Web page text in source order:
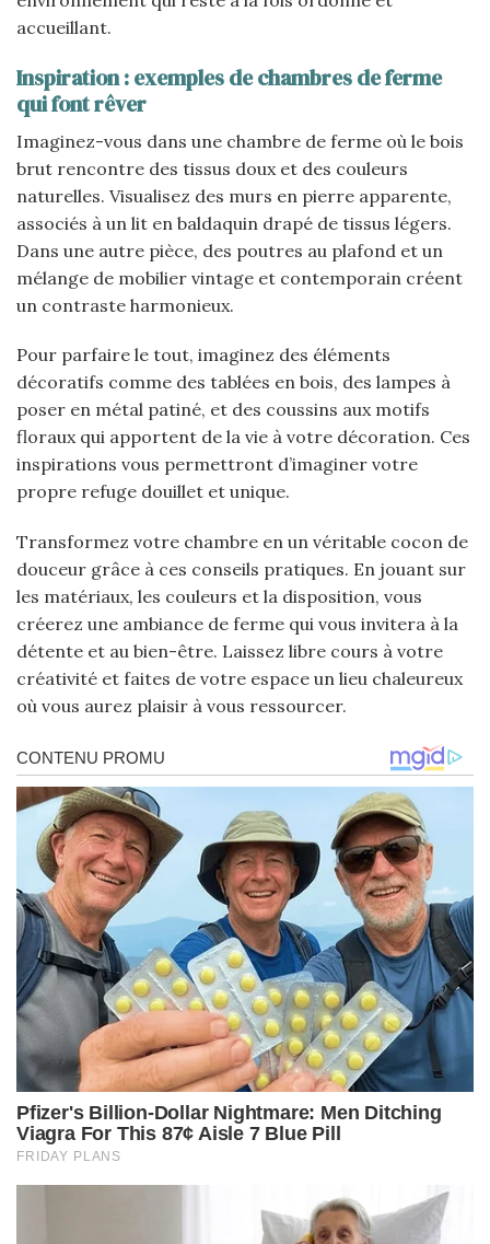
accueillant.
Inspiration : exemples de chambres de ferme
qui font rêver
Imaginez-vous dans une chambre de ferme où le bois
brut rencontre des tissus doux et des couleurs
naturelles. Visualisez des murs en pierre apparente,
associés à un lit en baldaquin drapé de tissus légers.
Dans une autre pièce, des poutres au plafond et un
mélange de mobilier vintage et contemporain créent
un contraste harmonieux.
Pour parfaire le tout, imaginez des éléments
décoratifs comme des tablées en bois, des lampes à
poser en métal patiné, et des coussins aux motifs
floraux qui apportent de la vie à votre décoration. Ces
inspirations vous permettront d’imaginer votre
propre refuge douillet et unique.
Transformez votre chambre en un véritable cocon de
douceur grâce à ces conseils pratiques. En jouant sur
les matériaux, les couleurs et la disposition, vous
créerez une ambiance de ferme qui vous invitera à la
détente et au bien-être. Laissez libre cours à votre
créativité et faites de votre espace un lieu chaleureux
où vous aurez plaisir à vous ressourcer.